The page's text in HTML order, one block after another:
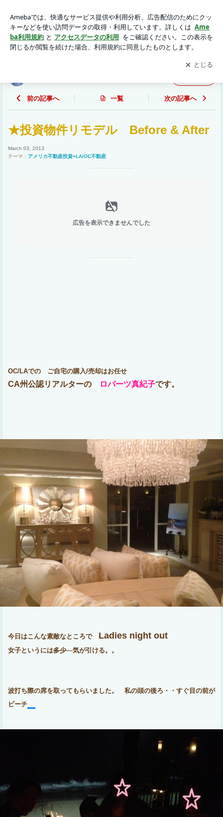
却ならロバーツチーム
アプリをダウンロードして ブログの更新通知
を受け取りまし
ょう。
開く
前の記事へ 一覧 次の記事へ
★投資物件リモデル Before & After
March 03, 2013
テーマ： アメリカ不動産投資+LA/OC不動産
広告を表示できませんでした
OC/LAでの ご自宅の購入/売却はお任せ
CA州公認リアルターの ロバーツ真紀子です。
今日はこんな素敵なところで Ladies night out
女子というには多少気が引ける。。
波打ち際の席を取ってもらいました。 私の頭の後ろ・・すぐ目の前が
ビーチ